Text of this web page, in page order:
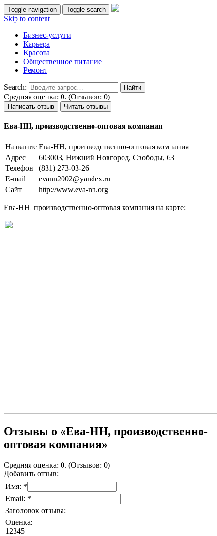
Toggle navigation Toggle search
Skip to content
Бизнес-услуги
Карьера
Красота
Общественное питание
Ремонт
Search:
Средняя оценка: 0. (Отзывов: 0)
Написать отзыв Читать отзывы
Ева-НН, производственно-оптовая компания
Название Ева-НН, производственно-оптовая компания
Адрес
603003, Нижний Новгород, Свободы, 63
Телефон
(831) 273-03-26
E-mail
evann2002@yandex.ru
Сайт
http://www.eva-nn.org
Ева-НН, производственно-оптовая компания на карте:
Отзывы о «Ева-НН, производственно-
оптовая компания»
Средняя оценка: 0. (Отзывов: 0)
Добавить отзыв:
Имя: *
Email: *
Заголовок отзыва:
Оценка:
1 2345